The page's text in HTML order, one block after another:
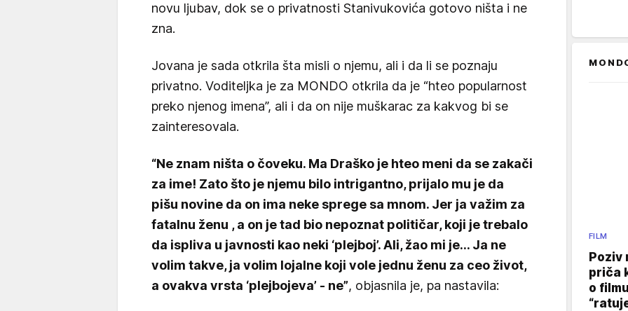
novu ljubav, dok se o privatnosti Stanivukovića gotovo ništa i ne
zna.
Jovana je sada otkrila šta misli o njemu, ali i da li se poznaju
privatno. Voditeljka je za MONDO otkrila da je “hteo popularnost
preko njenog imena”, ali i da on nije muškarac za kakvog bi se
zainteresovala.
“Ne znam ništa o čoveku. Ma Draško je hteo meni da se zakači
za ime! Zato što je njemu bilo intrigantno, prijalo mu je da
pišu novine da on ima neke sprege sa mnom. Jer ja važim za
fatalnu ženu , a on je tad bio nepoznat političar, koji je trebalo
da ispliva u javnosti kao neki ‘plejboj’. Ali, žao mi je… Ja ne
volim takve, ja volim lojalne koji vole jednu ženu za ceo život,
a ovakva vrsta ‘plejbojeva’ - ne”, objasnila je, pa nastavila:
FILM
Poziv
priča
o